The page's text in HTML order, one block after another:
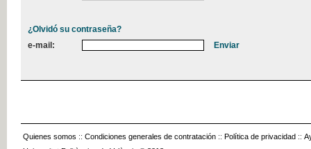
¿Olvidó su contraseña?
e-mail:
Quienes somos :: Condiciones generales de contratación :: Política de privacidad ::